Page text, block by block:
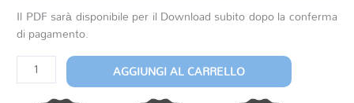
Il PDF sarà disponibile per il Download subito dopo la conferma
di pagamento.
JAZZ
TRIP
AGGIUNGI AL CARRELLO